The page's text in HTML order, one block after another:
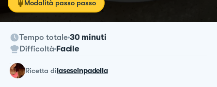
Modalità passo passo
Tempo totale 30 minuti
Difficoltà Facile
ricetta dilaseseinpadella